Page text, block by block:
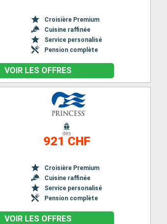
Croisière Premium
Cuisine raffinée
Service personalisé
Pension complète
VOIR LES OFFRES
dès
921 CHF
Croisière Premium
Cuisine raffinée
Service personalisé
Pension complète
VOIR LES OFFRES